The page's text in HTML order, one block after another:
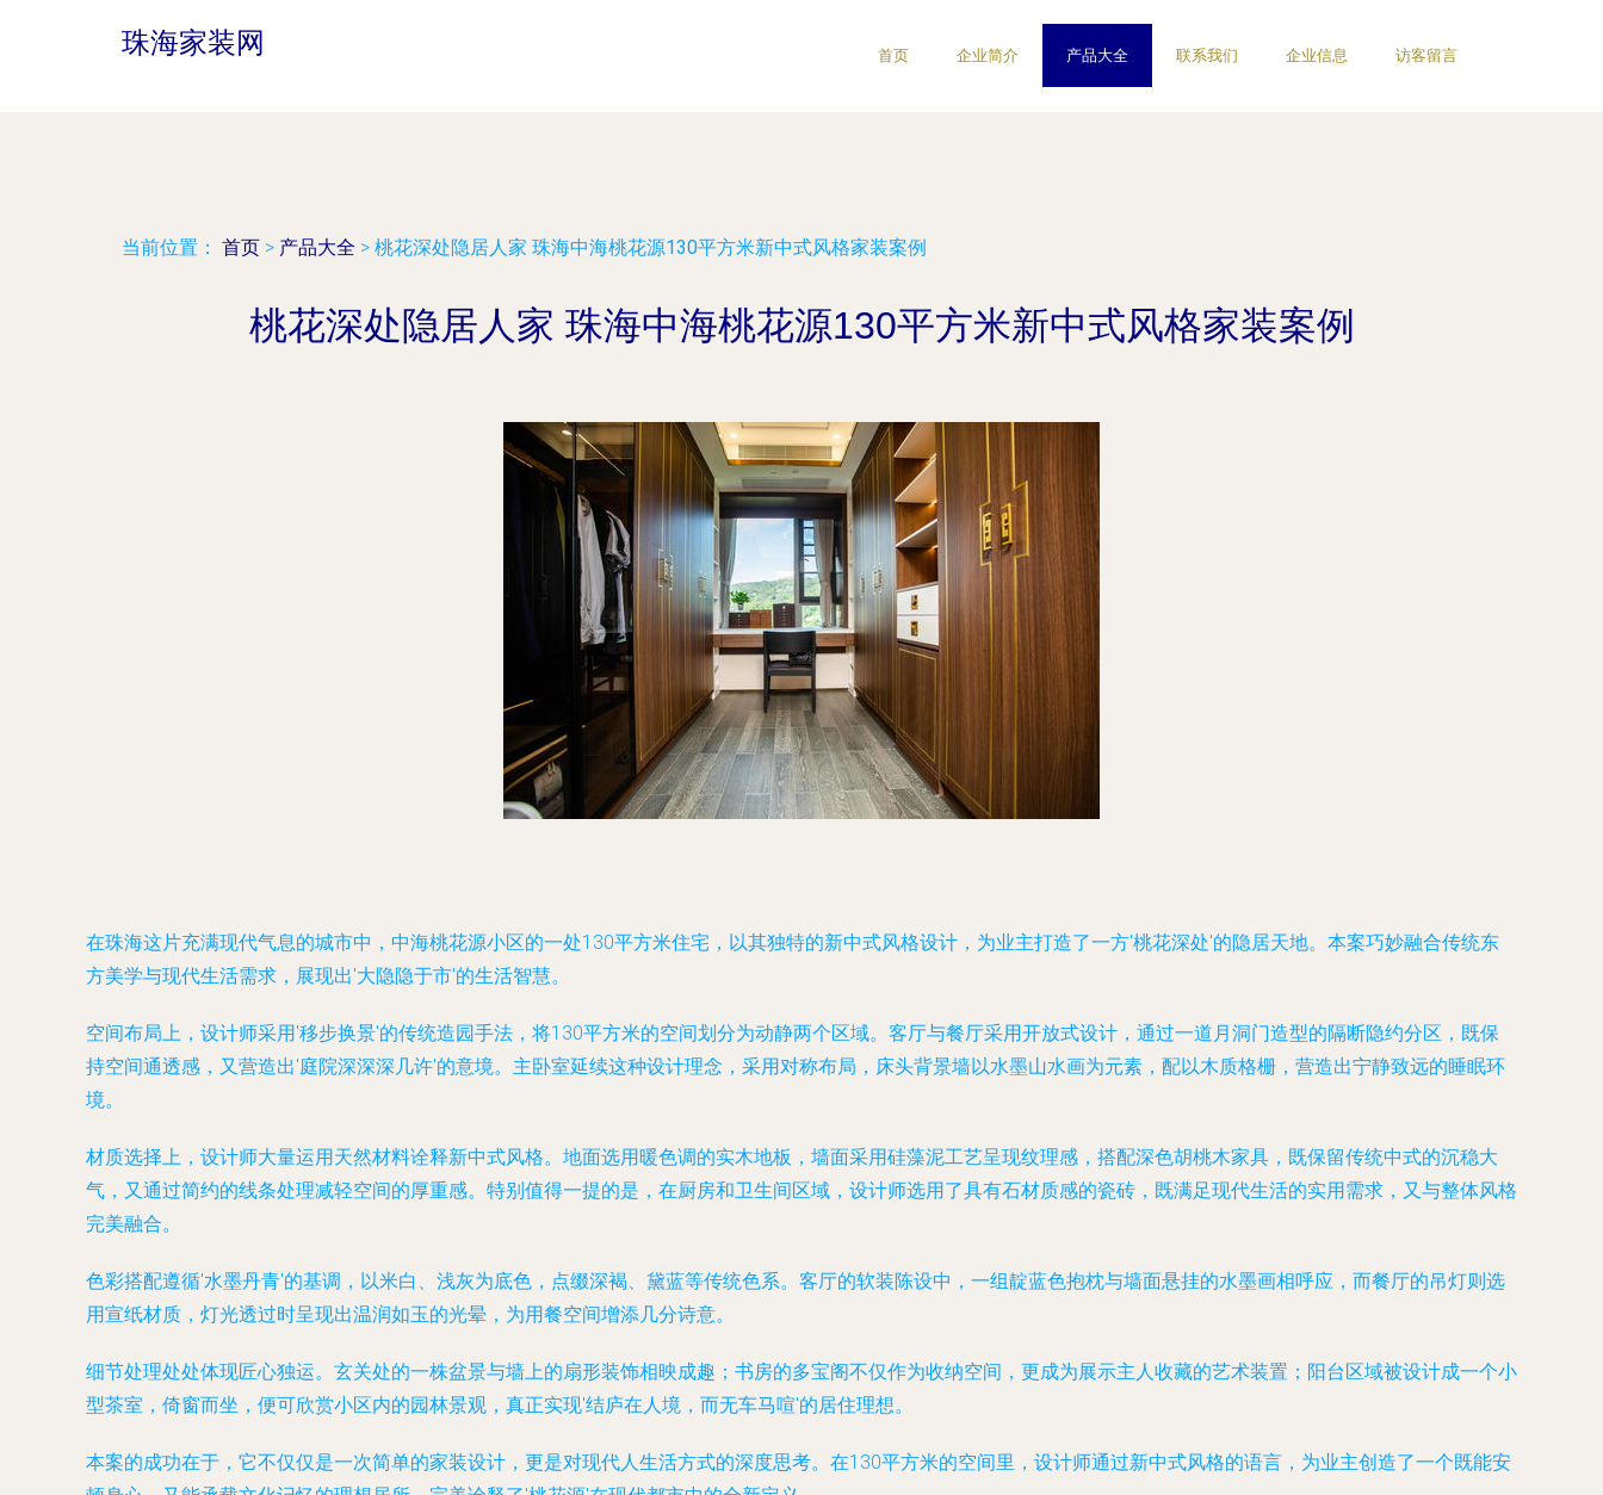
珠海家装网 首页 企业简介 产品大全 联系我们 企业信息 访客留言
当前位置： 首页 > 产品大全 > 桃花深处隐居人家 珠海中海桃花源130平方米新中式风格家装案例
桃花深处隐居人家 珠海中海桃花源130平方米新中式风格家装案例
在珠海这片充满现代气息的城市中，中海桃花源小区的一处130平方米住宅，以其独特的新中式风格设计，为业主打造了一方'桃花深处'的隐居天地。本案巧妙融合传统东
方美学与现代生活需求，展现出'大隐隐于市'的生活智慧。
空间布局上，设计师采用'移步换景'的传统造园手法，将130平方米的空间划分为动静两个区域。客厅与餐厅采用开放式设计，通过一道月洞门造型的隔断隐约分区，既保
持空间通透感，又营造出'庭院深深深几许'的意境。主卧室延续这种设计理念，采用对称布局，床头背景墙以水墨山水画为元素，配以木质格栅，营造出宁静致远的睡眠环
境。
材质选择上，设计师大量运用天然材料诠释新中式风格。地面选用暖色调的实木地板，墙面采用硅藻泥工艺呈现纹理感，搭配深色胡桃木家具，既保留传统中式的沉稳大
气，又通过简约的线条处理减轻空间的厚重感。特别值得一提的是，在厨房和卫生间区域，设计师选用了具有石材质感的瓷砖，既满足现代生活的实用需求，又与整体风格
完美融合。
色彩搭配遵循'水墨丹青'的基调，以米白、浅灰为底色，点缀深褐、黛蓝等传统色系。客厅的软装陈设中，一组靛蓝色抱枕与墙面悬挂的水墨画相呼应，而餐厅的吊灯则选
用宣纸材质，灯光透过时呈现出温润如玉的光晕，为用餐空间增添几分诗意。
细节处理处处体现匠心独运。玄关处的一株盆景与墙上的扇形装饰相映成趣；书房的多宝阁不仅作为收纳空间，更成为展示主人收藏的艺术装置；阳台区域被设计成一个小
型茶室，倚窗而坐，便可欣赏小区内的园林景观，真正实现'结庐在人境，而无车马喧'的居住理想。
本案的成功在于，它不仅仅是一次简单的家装设计，更是对现代人生活方式的深度思考。在130平方米的空间里，设计师通过新中式风格的语言，为业主创造了一个既能安